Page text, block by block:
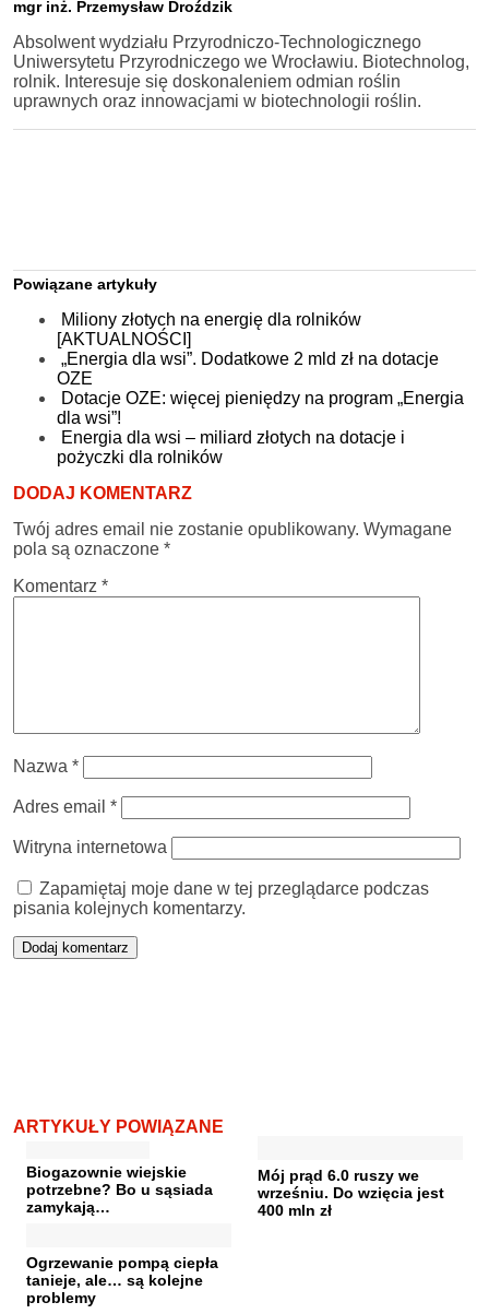
mgr inż. Przemysław Droździk
Absolwent wydziału Przyrodniczo-Technologicznego
Uniwersytetu Przyrodniczego we Wrocławiu. Biotechnolog,
rolnik. Interesuje się doskonaleniem odmian roślin
uprawnych oraz innowacjami w biotechnologii roślin.
Powiązane artykuły
Miliony złotych na energię dla rolników
[AKTUALNOŚCI]
„Energia dla wsi”. Dodatkowe 2 mld zł na dotacje
OZE
Dotacje OZE: więcej pieniędzy na program „Energia
dla wsi”!
Energia dla wsi – miliard złotych na dotacje i
pożyczki dla rolników
DODAJ KOMENTARZ
Twój adres email nie zostanie opublikowany. Wymagane
pola są oznaczone *
Komentarz *
Nazwa *
Adres email *
Witryna internetowa
Zapamiętaj moje dane w tej przeglądarce podczas
pisania kolejnych komentarzy.
ARTYKUŁY POWIĄZANE
Biogazownie wiejskie
potrzebne? Bo u sąsiada
zamykają…
Mój prąd 6.0 ruszy we
wrześniu. Do wzięcia jest
400 mln zł
Ogrzewanie pompą ciepła
tanieje, ale… są kolejne
problemy